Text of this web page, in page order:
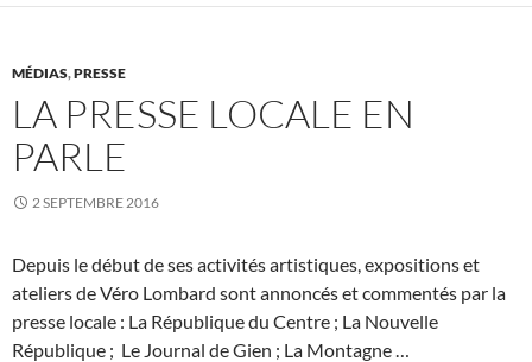
MÉDIAS,PRESSE
LA PRESSE LOCALE EN
PARLE
2 SEPTEMBRE 2016
Depuis le début de ses activités artistiques, expositions et
ateliers de Véro Lombard sont annoncés et commentés par la
presse locale : La République du Centre ; La Nouvelle
République ; Le Journal de Gien ; La Montagne …